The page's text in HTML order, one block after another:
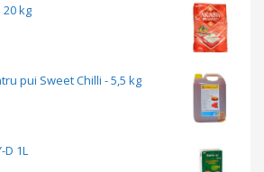
kg
pui Sweet Chilli - 5,5 kg
D 1L